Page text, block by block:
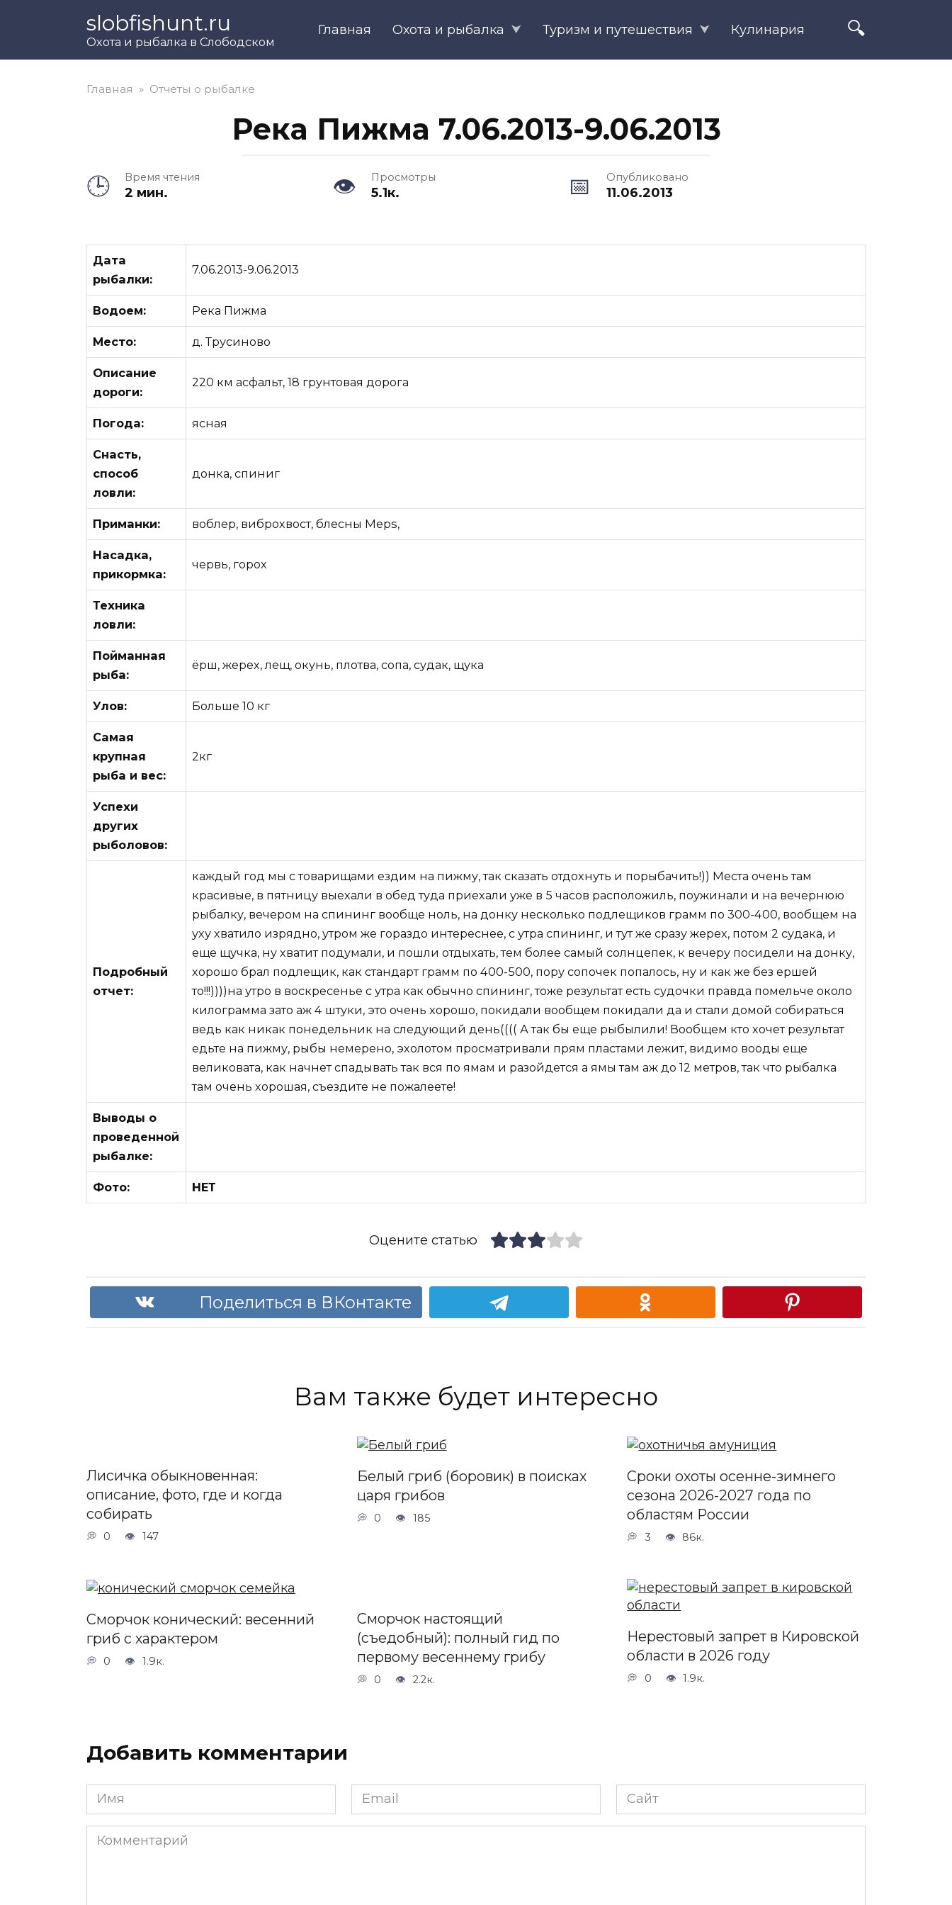
slobfishunt.ru
Охота и рыбалка в Слободском
Главная Охота и рыбалка Туризм и путешествия Кулинария
Главная » Отчеты о рыбалке
Река Пижма 7.06.2013-9.06.2013
Время чтения
2 мин.
Просмотры
5.1к.
Опубликовано
11.06.2013
Дата
рыбалки:
7.06.2013-9.06.2013
Водоем: Река Пижма
Место: д. Трусиново
Описание
дороги:
220 км асфальт, 18 грунтовая дорога
Погода: ясная
Снасть,
способ
ловли:
донка, спиниг
Приманки: воблер, виброхвост, блесны Meps,
Насадка,
прикормка:
червь, горох
Техника
ловли:
Пойманная
рыба:
ёрш, жерех, лещ, окунь, плотва, сопа, судак, щука
Улов: Больше 10 кг
Самая
крупная
рыба и вес:
2кг
Успехи
других
рыболовов:
Подробный
отчет:
каждый год мы с товарищами ездим на пижму, так сказать отдохнуть и порыбачить!)) Места очень там
красивые, в пятницу выехали в обед туда приехали уже в 5 часов расположиль, поужинали и на вечернюю
рыбалку, вечером на спининг вообще ноль, на донку несколько подлещиков грамм по 300-400, вообщем на
уху хватило изрядно, утром же гораздо интереснее, с утра спининг, и тут же сразу жерех, потом 2 судака, и
еще щучка, ну хватит подумали, и пошли отдыхать, тем более самый солнцепек, к вечеру посидели на донку,
хорошо брал подлещик, как стандарт грамм по 400-500, пору сопочек попалось, ну и как же без ершей
то!!!))))на утро в воскресенье с утра как обычно спининг, тоже результат есть судочки правда помельче около
килограмма зато аж 4 штуки, это очень хорошо, покидали вообщем покидали да и стали домой собираться
ведь как никак понедельник на следующий день(((( А так бы еще рыбылили! Вообщем кто хочет результат
едьте на пижму, рыбы немерено, эхолотом просматривали прям пластами лежит, видимо вооды еще
великовата, как начнет спадывать так вся по ямам и разойдется а ямы там аж до 12 метров, так что рыбалка
там очень хорошая, съездите не пожалеете!
Выводы о
проведенной
рыбалке:
Фото: НЕТ
Оцените статью
Поделиться в ВКонтакте
Вам также будет интересно
Лисичка обыкновенная:
описание, фото, где и когда
собирать
0 147
Белый гриб (боровик) в поисках
царя грибов
0 185
Сроки охоты осенне-зимнего
сезона 2026-2027 года по
областям России
3 86к.
Сморчок конический: весенний
гриб с характером
0 1.9к.
Сморчок настоящий
(съедобный): полный гид по
первому весеннему грибу
0 2.2к.
Нерестовый запрет в Кировской
области в 2026 году
0 1.9к.
Добавить комментарии
Имя
*
Email
*
Сайт
Комментарий